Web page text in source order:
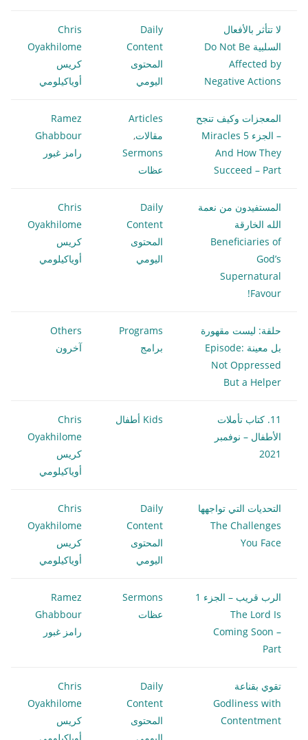
لا تتأثر بالأفعال
السلبية Do Not Be
Affected by
Negative Actions
Daily
Content
المحتوى
اليومي
Chris
Oyakhilome
كريس
أوياكيلومي
المعجزات وكيف تنجح
– الجزء 5 Miracles
And How They
Succeed – Part
Articles
مقالات,
Sermons
عظات
Ramez
Ghabbour
رامز غبور
المستفيدون من نعمة
الله الخارقة
Beneficiaries of
God’s
Supernatural
Favour!
Daily
Content
المحتوى
اليومي
Chris
Oyakhilome
كريس
أوياكيلومي
حلقة: ليست مقهورة
بل معينة Episode:
Not Oppressed
But a Helper
Programs
برامج
Others
آخرون
11. كتاب تأملات
الأطفال – نوفمبر
2021
Kids أطفال
Chris
Oyakhilome
كريس
أوياكيلومي
التحديات التي تواجهها
The Challenges
You Face
Daily
Content
المحتوى
اليومي
Chris
Oyakhilome
كريس
أوياكيلومي
الرب قريب – الجزء 1
The Lord Is
Coming Soon –
Part
Sermons
عظات
Ramez
Ghabbour
رامز غبور
تقوي بقناعة
Godliness with
Contentment
Daily
Content
المحتوى
Chris
Oyakhilome
كريس